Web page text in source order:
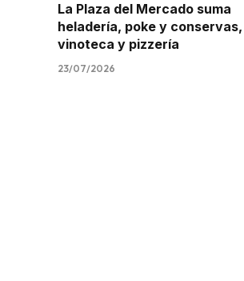
La Plaza del Mercado suma
heladería, poke y conservas,
vinoteca y pizzería
23/07/2026